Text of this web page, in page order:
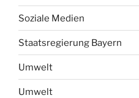
Soziale Medien
Staatsregierung Bayern
Umwelt
Umwelt